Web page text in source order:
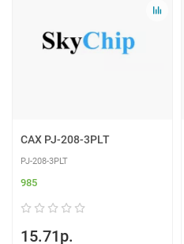
CAX PJ-208-3PLT
PJ-208-3PLT
985
15.71р.